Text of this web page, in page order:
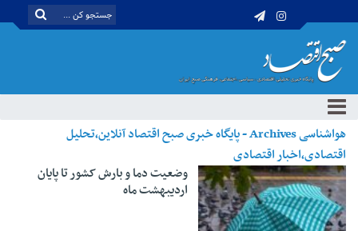
هواشناسی Archives - پایگاه خبری صبح اقتصاد آنلاین،تحلیل
اقتصادی،اخبار اقتصادی
وضعیت دما و بارش کشور تا پایان
اردیبهشت ماه